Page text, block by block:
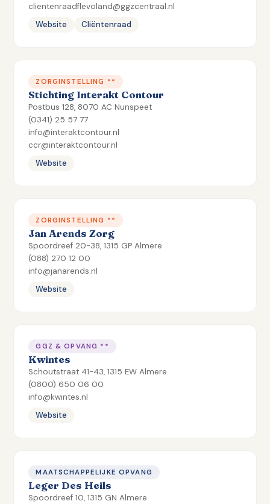
clientenraadflevoland@ggzcentraal.nl
Website
Cliëntenraad
ZORGINSTELLING **
Stichting Interakt Contour
Postbus 128, 8070 AC Nunspeet
(0341) 25 57 77
info@interaktcontour.nl
ccr@interaktcontour.nl
Website
ZORGINSTELLING **
Jan Arends Zorg
Spoordreef 20-38, 1315 GP Almere
(088) 270 12 00
info@janarends.nl
Website
GGZ & OPVANG **
Kwintes
Schoutstraat 41-43, 1315 EW Almere
(0800) 650 06 00
info@kwintes.nl
Website
MAATSCHAPPELIJKE OPVANG
Leger Des Heils
Spoordreef 10, 1315 GN Almere